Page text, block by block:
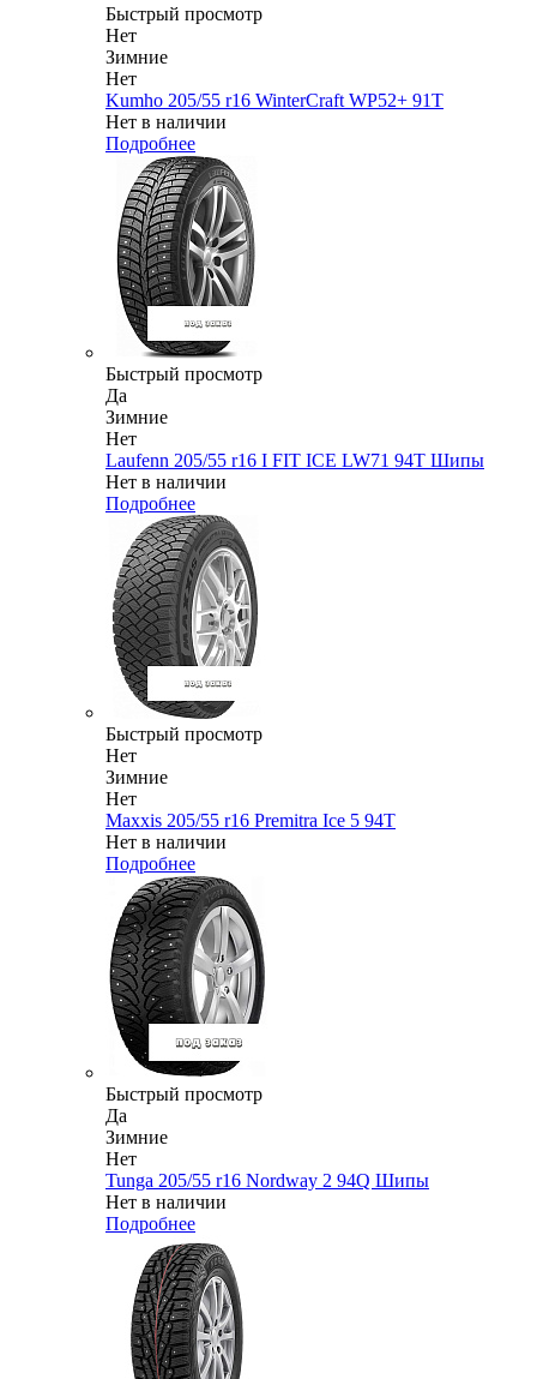
Быстрый просмотр
Нет
Зимние
Нет
Kumho 205/55 r16 WinterCraft WP52+ 91T
Нет в наличии
Подробнее
Быстрый просмотр
Да
Зимние
Нет
Laufenn 205/55 r16 I FIT ICE LW71 94T Шипы
Нет в наличии
Подробнее
Быстрый просмотр
Нет
Зимние
Нет
Maxxis 205/55 r16 Premitra Ice 5 94T
Нет в наличии
Подробнее
Быстрый просмотр
Да
Зимние
Нет
Tunga 205/55 r16 Nordway 2 94Q Шипы
Нет в наличии
Подробнее